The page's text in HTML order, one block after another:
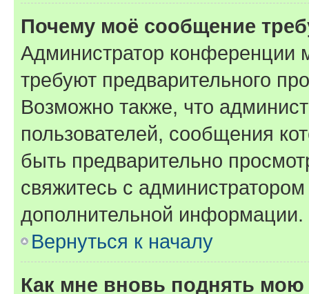
Почему моё сообщение
Администратор конференции
требуют предварительного
Возможно также, что
пользователей, сообщения
быть предварительно
свяжитесь с
дополнительной информации.
Вернуться к началу
Как мне вновь поднять мою